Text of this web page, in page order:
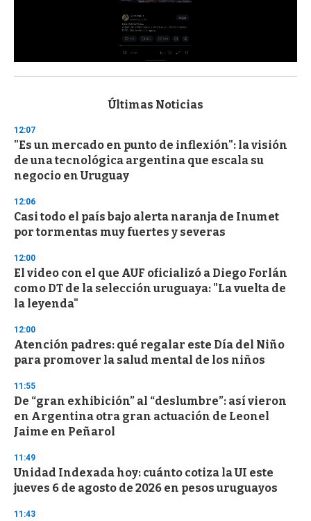
s
d
s
o
f
3
s
e
c
o
d
s
Últimas Noticias
12:07
"Es un mercado en punto de inflexión": la visión
de una tecnológica argentina que escala su
negocio en Uruguay
12:06
Casi todo el país bajo alerta naranja de Inumet
por tormentas muy fuertes y severas
12:00
El video con el que AUF oficializó a Diego Forlán
como DT de la selección uruguaya: "La vuelta de
la leyenda"
12:00
Atención padres: qué regalar este Día del Niño
para promover la salud mental de los niños
11:55
De “gran exhibición” al “deslumbre”: así vieron
en Argentina otra gran actuación de Leonel
Jaime en Peñarol
11:49
Unidad Indexada hoy: cuánto cotiza la UI este
jueves 6 de agosto de 2026 en pesos uruguayos
11:43